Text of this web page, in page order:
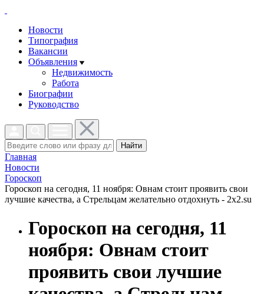
Новости
Типография
Вакансии
Объявления
Недвижимость
Работа
Биографии
Руководство
Найти
Главная
Новости
Гороскоп
Гороскоп на сегодня, 11 ноября: Овнам стоит проявить свои
лучшие качества, а Стрельцам желательно отдохнуть - 2x2.su
Гороскоп на сегодня, 11
ноября: Овнам стоит
проявить свои лучшие